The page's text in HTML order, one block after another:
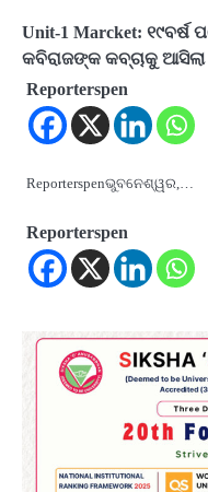
Unit-1 Marcket:
କବିରାଜଙ୍କ କବ୍ଚାକୁ
Reporterspen
Reporterspenଭୁବନେଶ୍ୱର,…
Reporterspen